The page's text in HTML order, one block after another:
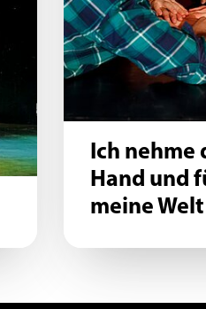
Ich nehme
Hand und
meine Welt